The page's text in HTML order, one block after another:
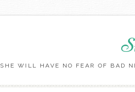
SHE WILL HAVE NO FEAR OF BAD